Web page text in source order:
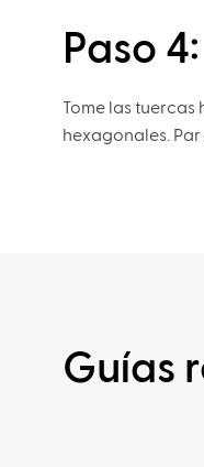
Paso 4:
Tome las
hexagonales.
Guías